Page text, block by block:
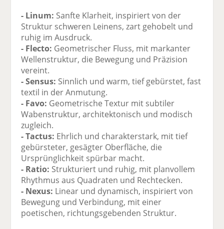
- Linum: Sanfte Klarheit, inspiriert von der
Struktur schweren Leinens, zart gehobelt und
ruhig im Ausdruck.
- Flecto: Geometrischer Fluss, mit markanter
Wellenstruktur, die Bewegung und Präzision
vereint.
- Sensus: Sinnlich und warm, tief gebürstet, fast
textil in der Anmutung.
- Favo: Geometrische Textur mit subtiler
Wabenstruktur, architektonisch und modisch
zugleich.
- Tactus: Ehrlich und charakterstark, mit tief
gebürsteter, gesägter Oberfläche, die
Ursprünglichkeit spürbar macht.
- Ratio: Strukturiert und ruhig, mit planvollem
Rhythmus aus Quadraten und Rechtecken.
- Nexus: Linear und dynamisch, inspiriert von
Bewegung und Verbindung, mit einer
poetischen, richtungsgebenden Struktur.